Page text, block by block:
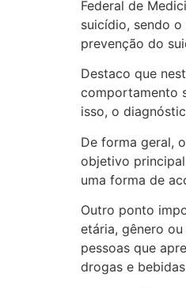
Federal de
suicídio, sendo
prevenção do
Destaco que
comportamento
isso, o
De forma geral,
objetivo
uma forma de
Outro ponto
etária, gênero
pessoas que
drogas e